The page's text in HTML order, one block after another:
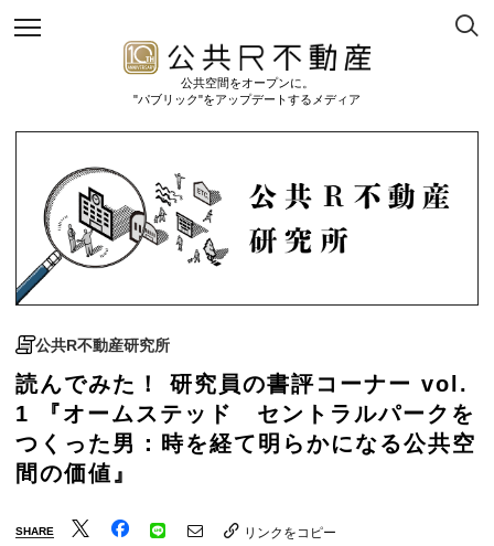
公共空間をオープンに。
"パブリック"をアップデートするメディア
公共R不動産研究所
読んでみた！ 研究員の書評コーナー vol.
1 『オームステッド セントラルパークを
つくった男：時を経て明らかになる公共空
間の価値』
SHARE リンクをコピー